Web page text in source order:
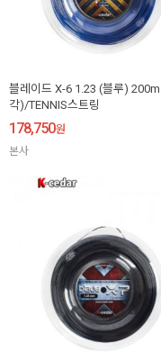
블레이드 X-6 1.23 (블루)
각)/TENNIS스트링
178,750원
본사